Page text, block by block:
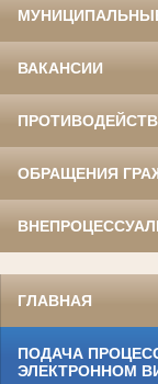
ВАКАНСИИ
ОБРАЩЕНИЯ
ГЛАВНАЯ
ПОДАЧА
ЭЛЕКТРОННОМ